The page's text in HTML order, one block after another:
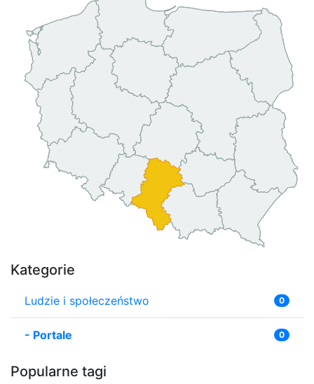
Kategorie
Ludzie i społeczeństwo 0
- Portale 0
Popularne tagi